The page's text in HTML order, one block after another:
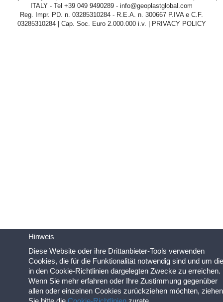
ITALY - Tel +39 049 9490289 - info@geoplastglobal.com
Reg. Impr. PD. n. 03285310284 - R.E.A. n. 300667 P.IVA e C.F.
03285310284 | Cap. Soc. Euro 2.000.000 i.v. |
PRIVACY POLICY
Hinweis
Diese Website oder ihre Drittanbieter-Tools verwenden
Cookies, die für die Funktionalität notwendig sind und um die
in den Cookie-Richtlinien dargelegten Zwecke zu erreichen.
Wenn Sie mehr erfahren oder Ihre Zustimmung gegenüber
allen oder einzelnen Cookies zurückziehen möchten, ziehen